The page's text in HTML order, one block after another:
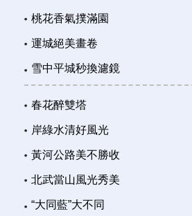
桃花香氣撲滿園
運城絕美畫卷
雪中平城秒換濾鏡
春花醉雙塔
岸綠水清好風光
黃河公路美不勝收
北武當山風光秀美
“大同藍”大不同